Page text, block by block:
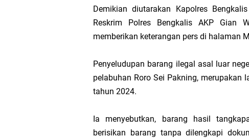
DPP PKB Lantik H.
Pelepasan TEP
AKBP Gede Adi
Demikian diutarakan Kapolres
Reskrim Polres Bengkalis AKP Gian
memberikan keterangan pers di halaman
Penyeludupan barang ilegal asal luar
pelabuhan Roro Sei Pakning,
tahun 2024.
Ia menyebutkan, barang hasil
berisikan barang tanpa dilengkapi